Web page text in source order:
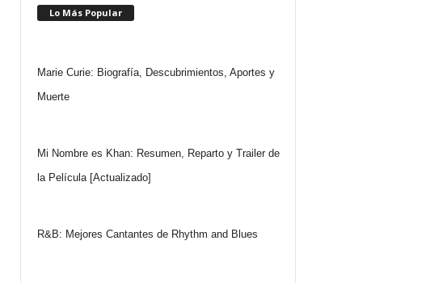
Lo Más Popular
Marie Curie: Biografía, Descubrimientos, Aportes y
Muerte
Mi Nombre es Khan: Resumen, Reparto y Trailer de
la Película [Actualizado]
R&B: Mejores Cantantes de Rhythm and Blues